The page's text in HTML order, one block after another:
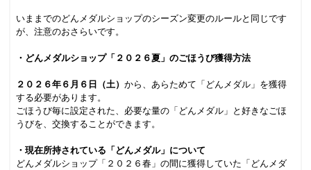
いままでのどんメダルショップのシーズン変更のルールと同じです
が、注意のおさらいです。
・どんメダルショップ「２０２６夏」のごほうび獲得方法
２０２６年６月６日（土）から、あらためて「どんメダル」を獲得
する必要があります。
ごほうび毎に設定された、必要な量の「どんメダル」と好きなごほ
うびを、交換することができます。
・現在所持されている「どんメダル」について
どんメダルショップ「２０２６春」の間に獲得していた「どんメダ